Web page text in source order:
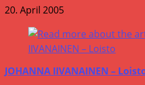
20. April 2005
JOHANNA IIVANAINEN –